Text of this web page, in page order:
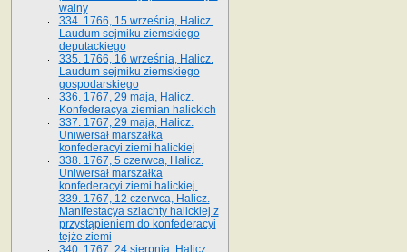
walny
334. 1766, 15 września, Halicz.
Laudum sejmiku ziemskiego
deputackiego
335. 1766, 16 września, Halicz.
Laudum sejmiku ziemskiego
gospodarskiego
336. 1767, 29 maja, Halicz.
Konfederacya ziemian halickich
337. 1767, 29 maja, Halicz.
Uniwersał marszałka
konfederacyi ziemi halickiej
338. 1767, 5 czerwca, Halicz.
Uniwersał marszałka
konfederacyi ziemi halickiej.
339. 1767, 12 czerwca, Halicz.
Manifestacya szlachty halickiej z
przystąpieniem do konfederacyi
tejże ziemi
340. 1767, 24 sierpnia, Halicz.